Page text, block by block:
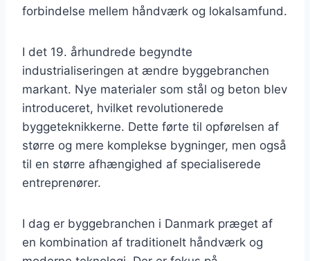
forbindelse mellem håndværk og lokalsamfund.
I det 19. århundrede begyndte
industrialiseringen at ændre byggebranchen
markant. Nye materialer som stål og beton blev
introduceret, hvilket revolutionerede
byggeteknikkerne. Dette førte til opførelsen af
større og mere komplekse bygninger, men også
til en større afhængighed af specialiserede
entreprenører.
I dag er byggebranchen i Danmark præget af
en kombination af traditionelt håndværk og